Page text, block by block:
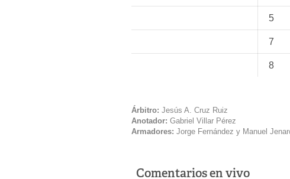
5
7
8
Árbitro: Jesús A. Cruz Ruiz
Anotador: Gabriel Villar Pérez
Armadores: Jorge Fernández y Manuel
Comentarios en vivo